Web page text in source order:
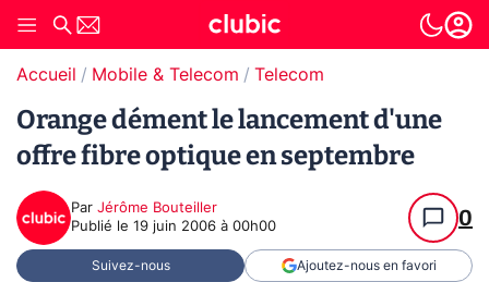
Accueil Mobile & Telecom Telecom
Orange dément le lancement d'une
offre fibre optique en septembre
Par Jérôme Bouteiller
Publié le 19 juin 2006 à 00h00 0
Suivez-nous Ajoutez-nous en favori